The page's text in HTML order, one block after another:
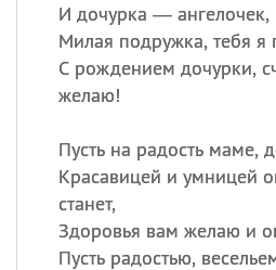
И дочурка — ангелочек,
Милая подружка, тебя я
С рождением дочурки,
желаю!
Пусть на радость маме,
Красавицей и умницей
станет,
Здоровья вам желаю и
Пусть радостью,